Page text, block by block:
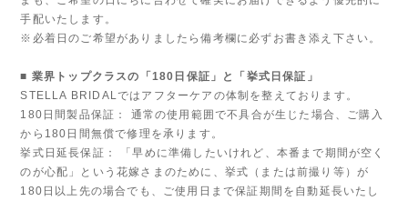
手配いたします。
※必着日のご希望がありましたら備考欄に必ずお書き添え下さい。
■ 業界トップクラスの「180日保証」と「挙式日保証」
STELLA BRIDALではアフターケアの体制を整えております。
180日間製品保証： 通常の使用範囲で不具合が生じた場合、ご購入
から180日間無償で修理を承ります。
挙式日延長保証： 「早めに準備したいけれど、本番まで期間が空く
のが心配」という花嫁さまのために、挙式（または前撮り等）が
180日以上先の場合でも、ご使用日まで保証期間を自動延長いたし